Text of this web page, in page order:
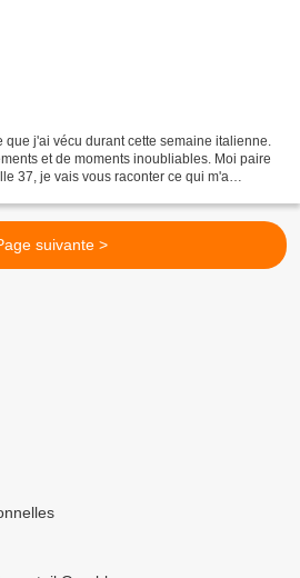
que j'ai vécu durant cette semaine italienne.
et de moments inoubliables. Moi paire
37, je vais vous raconter ce qui m'a
suivante >